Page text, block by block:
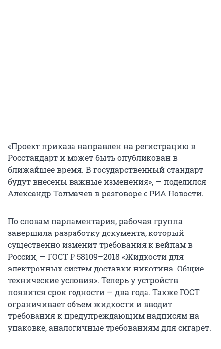
«Проект приказа направлен на регистрацию в
Росстандарт и может быть опубликован в
ближайшее время. В государственный стандарт
будут внесены важные изменения», — поделился
Александр Толмачев в разговоре с РИА Новости.
По словам парламентария, рабочая группа
завершила разработку документа, который
существенно изменит требования к вейпам в
России, — ГОСТ Р 58109–2018 «Жидкости для
электронных систем доставки никотина. Общие
технические условия». Теперь у устройств
появится срок годности — два года. Также ГОСТ
ограничивает объем жидкости и вводит
требования к предупреждающим надписям на
упаковке, аналогичные требованиям для сигарет.